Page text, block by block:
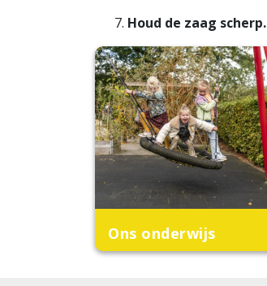
Houd de zaag scherp.
Ons onderwijs